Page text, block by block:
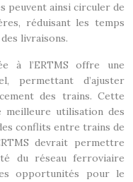
peuvent ainsi circuler de
réduisant les temps
des livraisons.
à l’ERTMS offre une
permettant d’ajuster
des trains. Cette
utilisation des
conflits entre trains de
devrait permettre
du réseau ferroviaire
opportunités pour le